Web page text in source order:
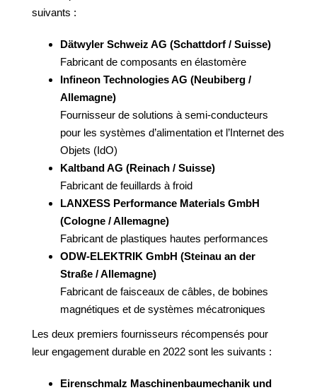
suivants :
Dätwyler Schweiz AG (Schattdorf / Suisse)
​Fabricant de composants en élastomère
Infineon Technologies AG (Neubiberg /
Allemagne)
​Fournisseur de solutions à semi-conducteurs
pour les systèmes d’alimentation et l’Internet des
Objets (IdO)
Kaltband AG (Reinach / Suisse)
​Fabricant de feuillards à froid
LANXESS Performance Materials GmbH
(Cologne / Allemagne)
​Fabricant de plastiques hautes performances
ODW-ELEKTRIK GmbH (Steinau an der
Straße / Allemagne)
​Fabricant de faisceaux de câbles, de bobines
magnétiques et de systèmes mécatroniques
Les deux premiers fournisseurs récompensés pour
leur engagement durable en 2022 sont les suivants :
Eirenschmalz Maschinenbaumechanik und